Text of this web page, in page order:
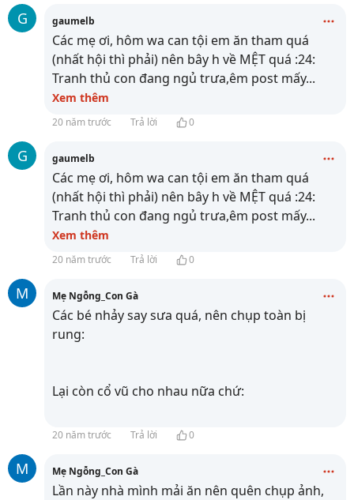
G gaumelb
Các mẹ ơi, hôm wa can tội em ăn tham quá
(nhất hội thì phải) nên bây h về MỆT quá :24:
Tranh thủ con đang ngủ trưa,êm post mấy...
Xem thêm
20 năm trước Trả lời 0
G gaumelb
Các mẹ ơi, hôm wa can tội em ăn tham quá
(nhất hội thì phải) nên bây h về MỆT quá :24:
Tranh thủ con đang ngủ trưa,êm post mấy...
Xem thêm
20 năm trước Trả lời 0
M Mẹ Ngỗng_Con Gà
Các bé nhảy say sưa quá, nên chụp toàn bị
rung:
Lại còn cổ vũ cho nhau nữa chứ:
20 năm trước Trả lời 0
M Mẹ Ngỗng_Con Gà
Lần này nhà mình mải ăn nên quên chụp ảnh,